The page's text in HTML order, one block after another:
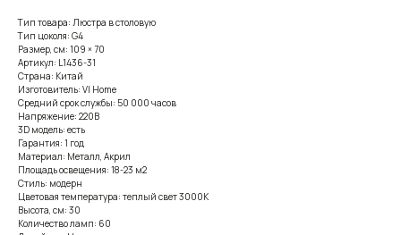
Тип товара: Люстра в столовую
Тип цоколя: G4
Размер, см: 109 × 70
Артикул: L1436-31
Страна: Китай
Изготовитель: VI Home
Средний срок службы: 50 000 часов
Напряжение: 220В
3D модель: есть
Гарантия: 1 год
Материал: Металл, Акрил
Площадь освещения: 18-23 м2
Стиль: модерн
Цветовая температура: теплый свет 3000К
Высота, см: 30
Количество ламп: 60